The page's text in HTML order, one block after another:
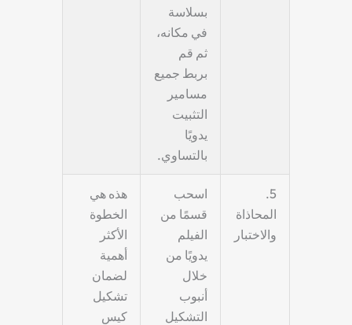
بسلاسة
في مكانه،
ثم قم
بربط جميع
مسامير
التثبيت
يدويًا
بالتساوي.
5.
المحاذاة
والاختبار
اسحب
قسمًا من
الفيلم
يدويًا من
خلال
أنبوب
التشكيل
هذه هي
الخطوة
الأكثر
أهمية
لضمان
تشكيل
كيس